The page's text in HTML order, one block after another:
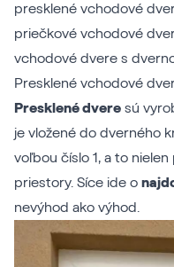
presklené vchodové
priečkové vchodové
vchodové dvere s
Presklené vchodové
Presklené dvere sú
je vložené do dverného
voľbou číslo 1, a to
priestory. Síce ide o
nevýhod ako výhod.